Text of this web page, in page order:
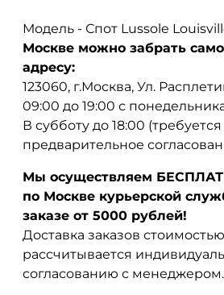
Модель - Спот Lussole
Москве можно забрать
адресу:
123060, г.Москва, Ул.
09:00 до 19:00 с
В субботу до 18:00 (требуется
предварительное
Мы осуществляем
по Москве курьерской
заказе от 5000 рублей!
Доставка заказов
рассчитывается
согласованию с менеджером.